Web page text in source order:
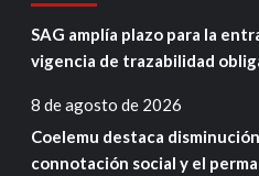
SAG amplía plazo para la
vigencia de trazabilidad
8 de agosto de 2026
Coelemu destaca
connotación social y el